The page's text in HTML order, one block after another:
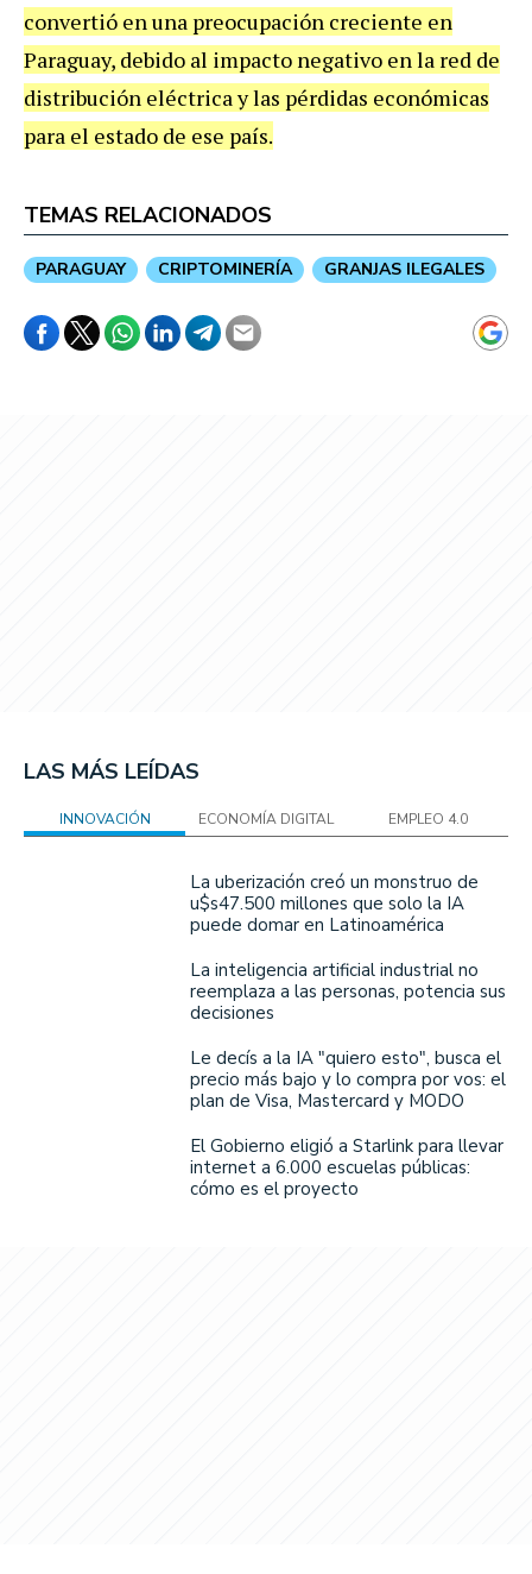
convertió en una preocupación creciente en
Paraguay, debido al impacto negativo en la red de
distribución eléctrica y las pérdidas económicas
para el estado de ese país.
TEMAS RELACIONADOS
PARAGUAY CRIPTOMINERÍA GRANJAS ILEGALES
LAS MÁS LEÍDAS
INNOVACIÓN ECONOMÍA DIGITAL EMPLEO 4.0
La uberización creó un monstruo de
u$s47.500 millones que solo la IA
puede domar en Latinoamérica
La inteligencia artificial industrial no
reemplaza a las personas, potencia sus
decisiones
Le decís a la IA "quiero esto", busca el
precio más bajo y lo compra por vos: el
plan de Visa, Mastercard y MODO
El Gobierno eligió a Starlink para llevar
internet a 6.000 escuelas públicas:
cómo es el proyecto